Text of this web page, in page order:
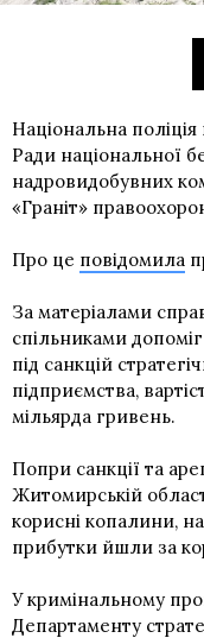
Національна
Ради національної
надровидобувних
«Граніт»
Про це повідомила
За матеріалами
спільниками
під санкцій
підприємства,
мільярда гривень.
Попри санкції та
Житомирській
корисні копалини,
прибутки йшли за
У кримінальному
Департаменту